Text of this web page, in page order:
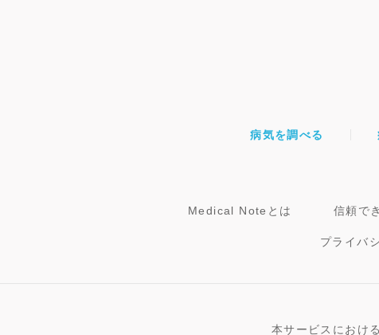
病気を調べる
Medical Noteとは 信頼で
プライバ
本サービスにおけ